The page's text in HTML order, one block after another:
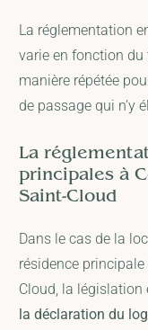
La réglementation
varie en fonction
manière répétée
de passage qui n’y
La
principales à
Saint-Cloud
Dans le cas de la
résidence
Cloud, la
la déclaration du